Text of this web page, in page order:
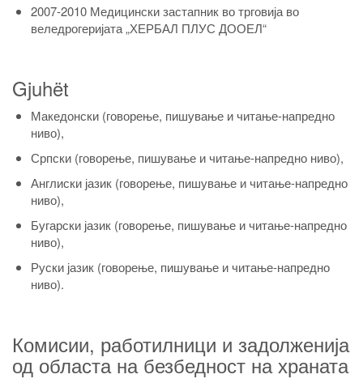
2007-2010 Медицински застапник во трговија во
веледрогеријата „ХЕРБАЛ ПЛУС ДООЕЛ“
Gjuhët
Македонски (говорење, пишување и читање-напредно
ниво),
Српски (говорење, пишување и читање-напредно ниво),
Англиски јазик (говорење, пишување и читање-напредно
ниво),
Бугарски јазик (говорење, пишување и читање-напредно
ниво),
Руски јазик (говорење, пишување и читање-напредно
ниво).
Комисии, работилници и задолженија
од областа на безбедност на храната